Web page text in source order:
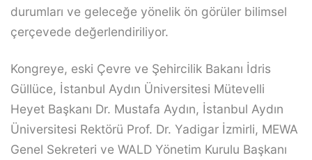
durumları ve geleceğe yönelik ön görüler bilimsel
çerçevede değerlendiriliyor.
Kongreye, eski Çevre ve Şehircilik Bakanı İdris
Güllüce, İstanbul Aydın Üniversitesi Mütevelli
Heyet Başkanı Dr. Mustafa Aydın, İstanbul Aydın
Üniversitesi Rektörü Prof. Dr. Yadigar İzmirli, MEWA
Genel Sekreteri ve WALD Yönetim Kurulu Başkanı